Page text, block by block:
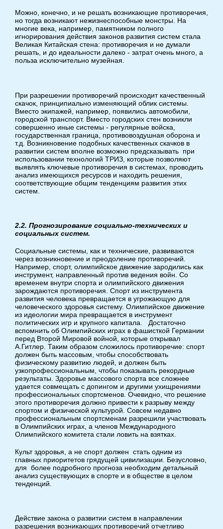
Можно, конечно, и не решать возникающие противоречия,
но тогда возникают нежизнеспособные монстры. На
многие века, например, памятником полного
игнорирования действия законов развития систем стала
Великая Китайская стена: противоречия и не думали
решать, и до идеальности далеко - затрат очень много, а
польза исключительно музейная.
При разрешении противоречий происходит качественный
скачок, принципиально изменяющий облик системы.
Вместо экипажей, например, появились автомобили,
городской транспорт. Вместо городских стен возникли
совершенно иные системы - регулярные войска,
государственная граница, противовоздушная оборона и
т.д. Возникновение подобных качественных скачков в
развитии систем вполне возможно предсказывать при
использовании технологий ТРИЗ, которые позволяют
выявлять ключевые противоречия в системах, проводить
анализ имеющихся ресурсов и находить решения,
соответствующие общим тенденциям развития этих
систем.
2.2. Прогнозирование социально-технических и
социальных систем.
Социальные системы, как и технические, развиваются
через возникновение и преодоление противоречий.
Например, спорт, олимпийское движение зародились как
инструмент, направленный против ведения войн. Со
временем внутри спорта и олимпийского движения
зарождаются противоречия. Спорт из инструмента
развития человека превращается в угрожающую для
человеческого здоровья систему. Олимпийское движение
из идеологии мира превращается в инструмент
политических игр и крупного капитала. Достаточно
вспомнить об Олимпийских играх в фашисткой Германии
перед Второй Мировой войной, которые открывал
А.Гитлер. Таким образом сложилось противоречие: спорт
должен быть массовым, чтобы способствовать
физическому развитию людей, и должен быть
узкопрофессиональным, чтобы показывать рекордные
результаты. Здоровье массового спорта все сложнее
удается совмещать с допингом и другими ухищрениями
профессиональных спортсменов. Очевидно, что решение
этого противоречия должно привести к разрыву между
спортом и физической культурой. Совсем недавно
профессиональным спортсменам разрешили участвовать
в Олимпийских играх, а членов Международного
Олимпийского комитета стали ловить на взятках.
Культ здоровья, а не спорт должен стать одним из
главных приоритетов грядущей цивилизации. Безусловно,
для более подробного прогноза необходим детальный
анализ существующих в спорте и в обществе в целом
тенденций.
Действие закона о развитии систем в направлении
разрешения возникающих противоречий отчетливо